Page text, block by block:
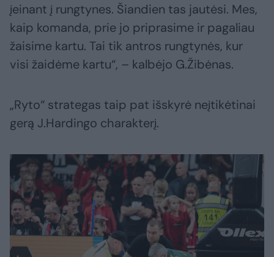
įeinant į rungtynes. Šiandien tas jautėsi. Mes,
kaip komanda, prie jo priprasime ir pagaliau
žaisime kartu. Tai tik antros rungtynės, kur
visi žaidėme kartu“, – kalbėjo G.Žibėnas.
„Ryto“ strategas taip pat išskyrė neįtikėtinai
gerą J.Hardingo charakterį.